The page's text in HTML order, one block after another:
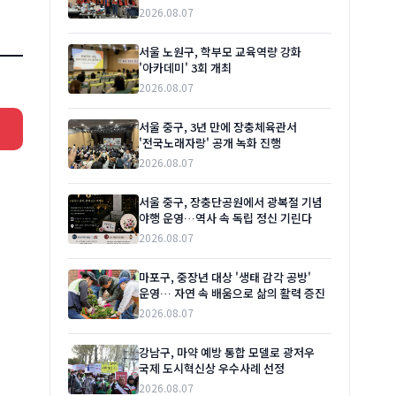
2026.08.07
서울 노원구, 학부모 교육역량 강화
'아카데미' 3회 개최
2026.08.07
서울 중구, 3년 만에 장충체육관서
'전국노래자랑' 공개 녹화 진행
2026.08.07
서울 중구, 장충단공원에서 광복절 기념
야행 운영…역사 속 독립 정신 기린다
2026.08.07
마포구, 중장년 대상 '생태 감각 공방'
운영… 자연 속 배움으로 삶의 활력 증진
2026.08.07
강남구, 마약 예방 통합 모델로 광저우
국제 도시혁신상 우수사례 선정
2026.08.07